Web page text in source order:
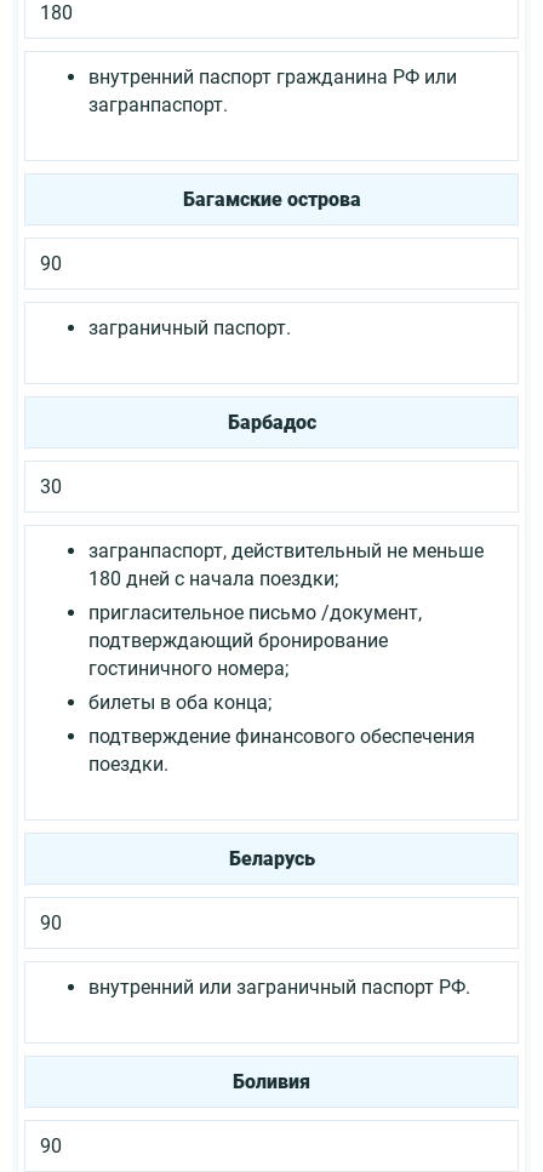
180
внутренний паспорт гражданина РФ или
загранпаспорт.
Багамские острова
90
заграничный паспорт.
Барбадос
30
загранпаспорт, действительный не меньше
180 дней с начала поездки;
пригласительное письмо /документ,
подтверждающий бронирование
гостиничного номера;
билеты в оба конца;
подтверждение финансового обеспечения
поездки.
Беларусь
90
внутренний или заграничный паспорт РФ.
Боливия
90